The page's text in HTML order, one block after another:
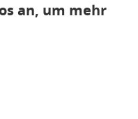
an, um mehr